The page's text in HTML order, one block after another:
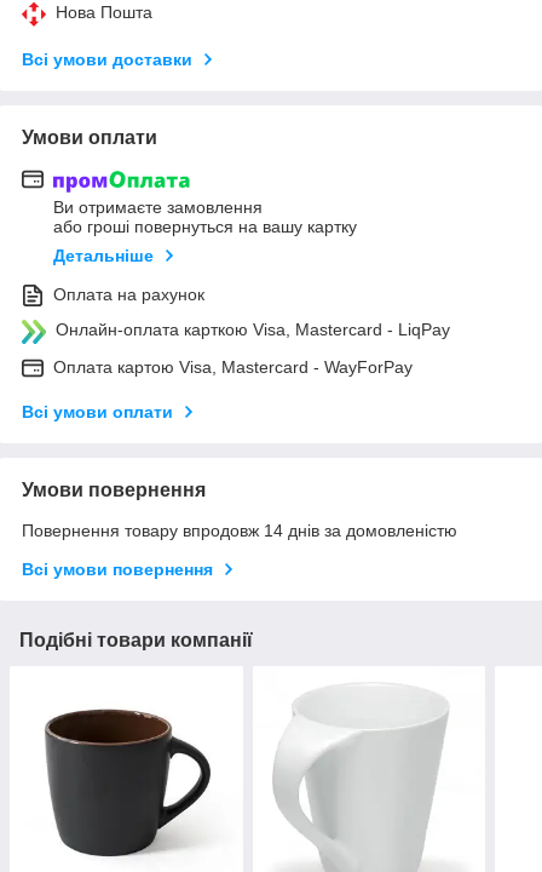
Нова Пошта
Всі умови доставки
Умови оплати
Ви отримаєте замовлення
або гроші повернуться на вашу картку
Детальніше
Оплата на рахунок
Онлайн-оплата карткою Visa, Mastercard - LiqPay
Оплата картою Visa, Mastercard - WayForPay
Всі умови оплати
Умови повернення
Повернення товару впродовж 14 днів за домовленістю
Всі умови повернення
Подібні товари компанії